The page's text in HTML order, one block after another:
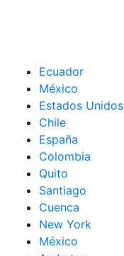
Ecuador
México
Estados Unidos
Chile
España
Colombia
Quito
Santiago
Cuenca
New York
México